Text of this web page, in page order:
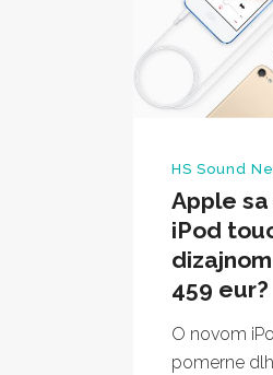
HS Sound
Apple
iPod
459 eur?
O novom
pomerne